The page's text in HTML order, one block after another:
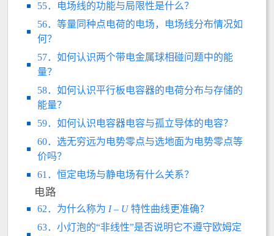
55．电场线的功能与局限性是什么？
56．等量同种点电荷的电场，电场线分布情况如
何？
57．如何认识两个带电金属球相碰问题中的能
量？
58．如何认识平行板电容器的电荷分布与存储的
能量？
59．如何认识电容器电容与孤立导体的电容？
60．选无穷远为电势零点与选地面为电势零点等
价吗？
61．恒定电场与静电场有什么关系？
电路
62．为什么称为 I– U特性曲线更准确？
63．小灯泡的“非线性”是否说明它不遵守欧姆定